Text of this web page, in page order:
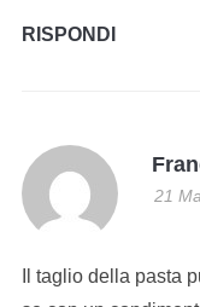
RISPONDI
21
Il taglio della pasta